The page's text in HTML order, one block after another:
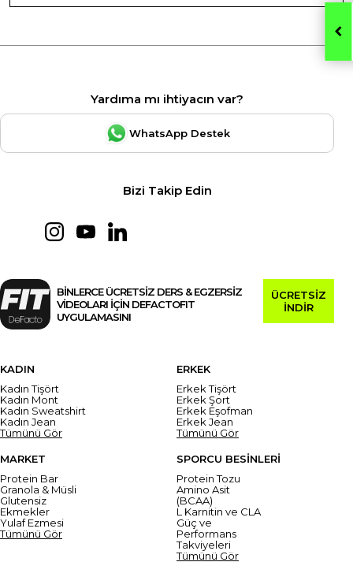
Yardıma mı ihtiyacın var?
WhatsApp Destek
Bizi Takip Edin
BİNLERCE ÜCRETSİZ DERS & EGZERSİZ
VİDEOLARI İÇİN DEFACTOFIT
UYGULAMASINI
ÜCRETSİZ
İNDİR
KADIN
Kadın Tişört
Kadın Mont
Kadın Sweatshirt
Kadın Jean
Tümünü Gör
ERKEK
Erkek Tişört
Erkek Şort
Erkek Eşofman
Erkek Jean
Tümünü Gör
MARKET
Protein Bar
Granola & Müsli
Glutensiz
Ekmekler
Yulaf Ezmesi
Tümünü Gör
SPORCU BESİNLERİ
Protein Tozu
Amino Asit
(BCAA)
L Karnitin ve CLA
Güç ve
Performans
Takviyeleri
Tümünü Gör